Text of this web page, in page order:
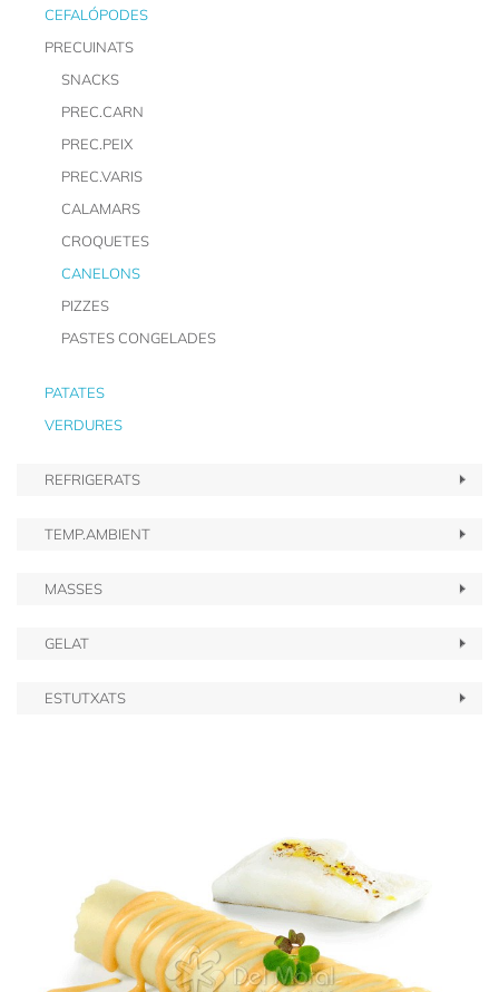
CEFALÓPODES
PRECUINATS
SNACKS
PREC.CARN
PREC.PEIX
PREC.VARIS
CALAMARS
CROQUETES
CANELONS
PIZZES
PASTES CONGELADES
PATATES
VERDURES
REFRIGERATS
TEMP.AMBIENT
MASSES
GELAT
ESTUTXATS